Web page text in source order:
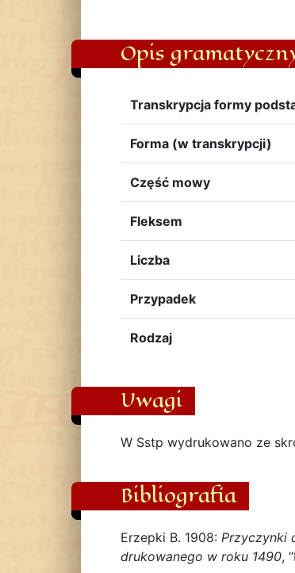
Opis
Transkrypcja formy
Forma (w transkrypcji)
Część mowy
Fleksem
Liczba
Przypadek
Rodzaj
Uwagi
W Sstp wydrukowano ze
Bibliografia
Erzepki B. 1908: Przyczynki
drukowanego w roku 1490,